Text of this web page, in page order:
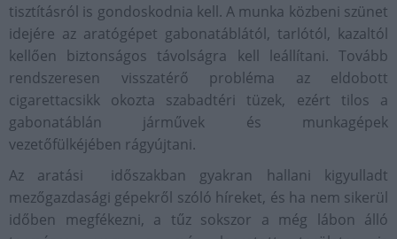
tisztításról is gondoskodnia kell. A munka közbeni szünet
idejére az aratógépet gabonatáblától, tarlótól, kazaltól
kellően biztonságos távolságra kell leállítani. Tovább
rendszeresen visszatérő probléma az eldobott
cigarettacsikk okozta szabadtéri tüzek, ezért tilos a
gabonatáblán járművek és munkagépek
vezetőfülkéjében rágyújtani.
Az aratási időszakban gyakran hallani kigyulladt
mezőgazdasági gépekről szóló híreket, és ha nem sikerül
időben megfékezni, a tűz sokszor a még lábon álló